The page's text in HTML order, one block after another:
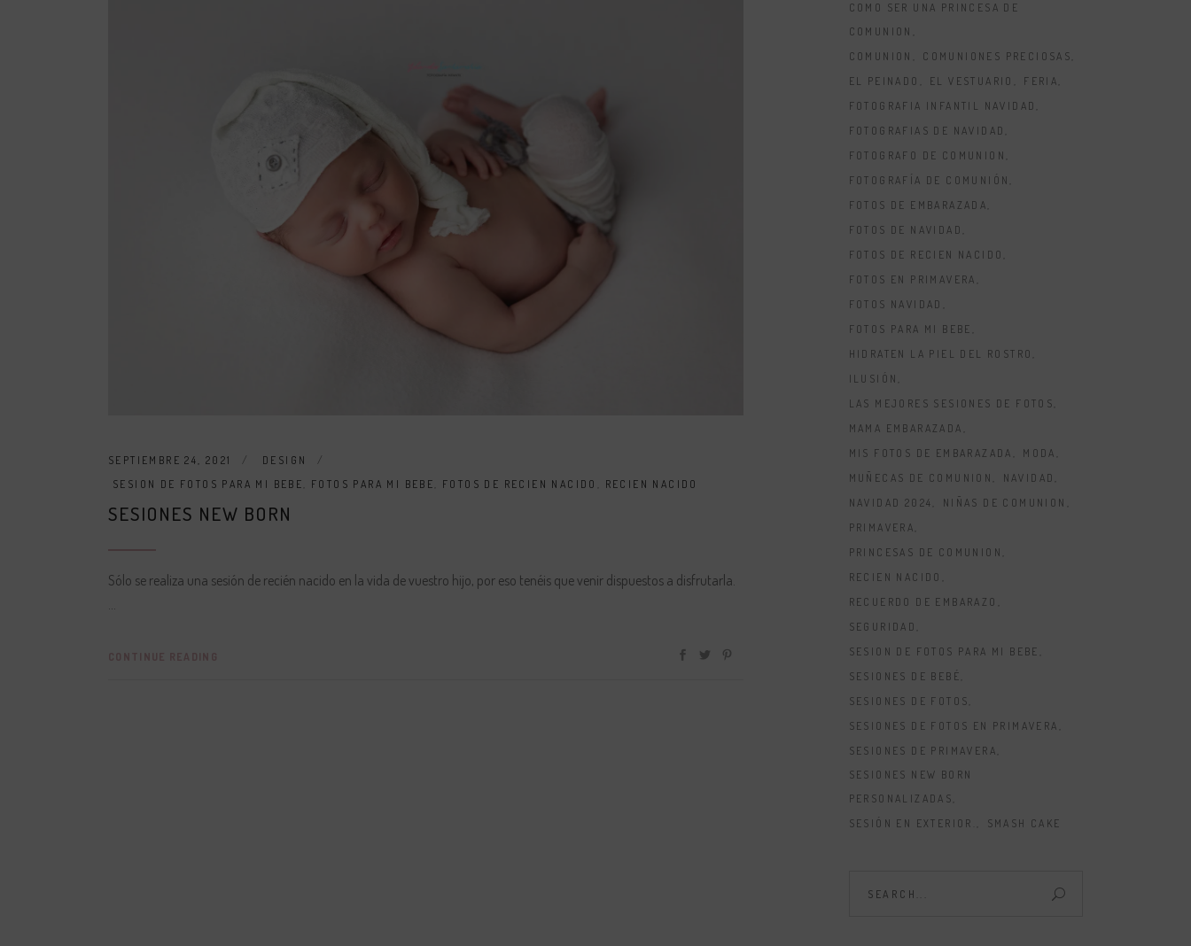
SEPTIEMBRE 24, 2021
DESIGN
SESION DE FOTOS PARA MI BEBE
FOTOS PARA MI BEBE FOTOS DE RECIEN NACIDO RECIEN NACIDO
SESIONES NEW BORN
Sólo se realiza una sesión de recién nacido en la vida de vuestro hijo, por eso tenéis que venir dispuestos a disfrutarla.
CONTINUE READING
COMO SER UNA PRINCESA DE
COMUNION
COMUNION
COMUNIONES PRECIOSAS
EL PEINADO
EL VESTUARIO
FERIA
FOTOGRAFIA INFANTIL NAVIDAD
FOTOGRAFIAS DE NAVIDAD
FOTOGRAFO DE COMUNION
FOTOGRAFÍA DE COMUNIÓN
FOTOS DE EMBARAZADA
FOTOS DE NAVIDAD
FOTOS DE RECIEN NACIDO
FOTOS EN PRIMAVERA
FOTOS NAVIDAD
FOTOS PARA MI BEBE
HIDRATEN LA PIEL DEL ROSTRO
ILUSIÓN
LAS MEJORES SESIONES DE FOTOS
MAMA EMBARAZADA
MIS FOTOS DE EMBARAZADA
MODA
MUÑECAS DE COMUNION
NAVIDAD
NAVIDAD 2024
NIÑAS DE COMUNION
PRIMAVERA
PRINCESAS DE COMUNION
RECIEN NACIDO
RECUERDO DE EMBARAZO
SEGURIDAD
SESION DE FOTOS PARA MI BEBE
SESIONES DE BEBÉ
SESIONES DE FOTOS
SESIONES DE FOTOS EN PRIMAVERA
SESIONES DE PRIMAVERA
SESIONES NEW BORN
PERSONALIZADAS
SESIÓN EN EXTERIOR.
SMASH CAKE